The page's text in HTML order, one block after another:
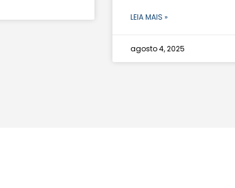
LEIA MAIS »
agosto 4, 2025